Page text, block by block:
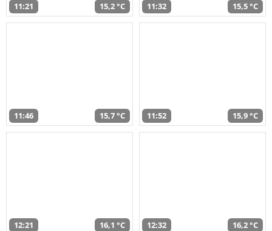
11:21 15,2 °C 11:32 15,5 °C
11:46 15,7 °C 11:52 15,9 °C
12:21 16,1 °C 12:32 16,2 °C